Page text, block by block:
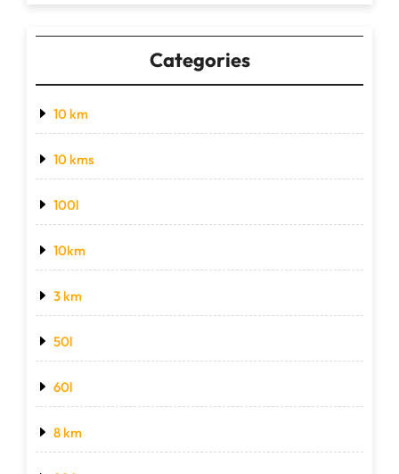
Categories
10 km
10 kms
100l
10km
3 km
50l
60l
8 km